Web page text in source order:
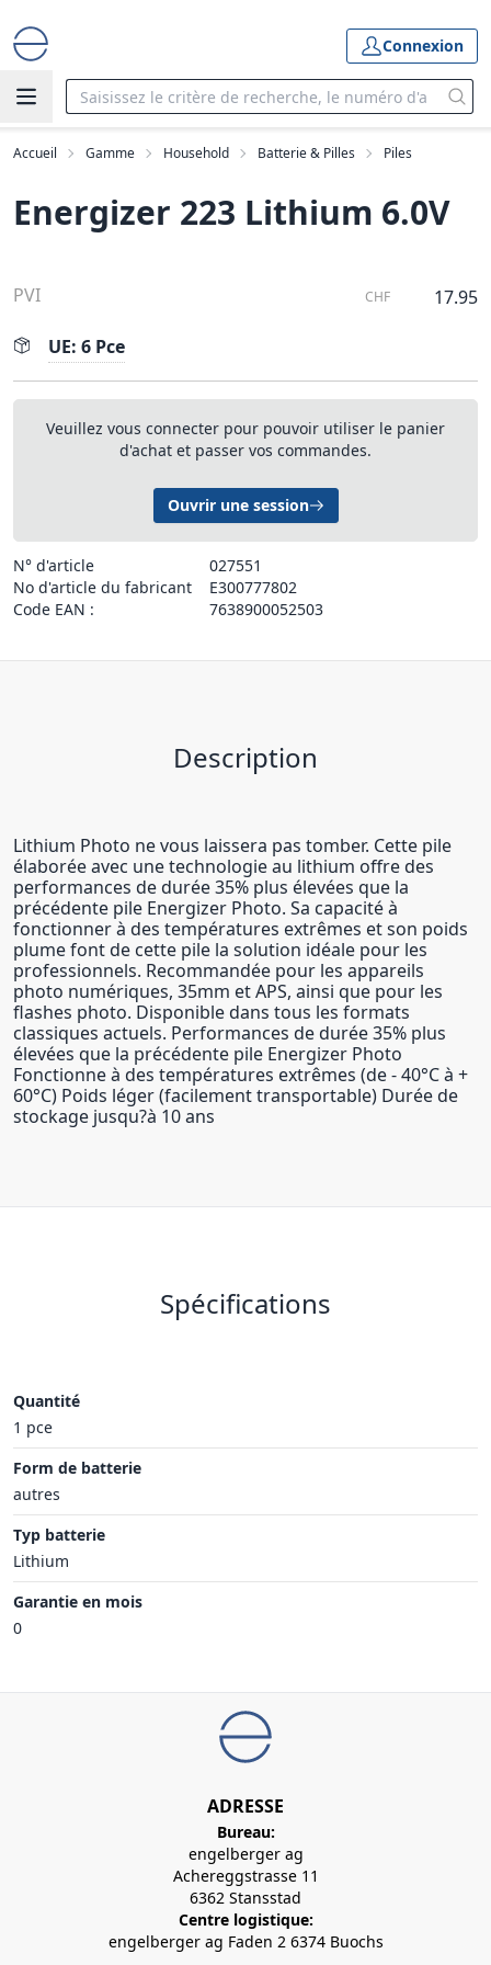
Connexion
Accueil Gamme Household Batterie & Pilles Piles
Energizer 223 Lithium 6.0V
PVI CHF 17.95
UE: 6 Pce
Veuillez vous connecter pour pouvoir utiliser le panier
d'achat et passer vos commandes.
Ouvrir une session
N° d'article
027551
No d'article du fabricant
E300777802
Code EAN :
7638900052503
Description
Lithium Photo ne vous laissera pas tomber. Cette pile
élaborée avec une technologie au lithium offre des
performances de durée 35% plus élevées que la
précédente pile Energizer Photo. Sa capacité à
fonctionner à des températures extrêmes et son poids
plume font de cette pile la solution idéale pour les
professionnels. Recommandée pour les appareils
photo numériques, 35mm et APS, ainsi que pour les
flashes photo. Disponible dans tous les formats
classiques actuels. Performances de durée 35% plus
élevées que la précédente pile Energizer Photo
Fonctionne à des températures extrêmes (de - 40°C à +
60°C) Poids léger (facilement transportable) Durée de
stockage jusqu?à 10 ans
Spécifications
Quantité
1 pce
Form de batterie
autres
Typ batterie
Lithium
Garantie en mois
0
ADRESSE
Bureau:
engelberger ag
Achereggstrasse 11
6362 Stansstad
Centre logistique:
engelberger ag Faden 2 6374 Buochs